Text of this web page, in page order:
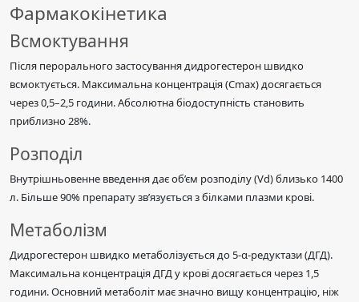
Фармакокінетика
Всмоктування
Після перорального застосування дидрогестерон швидко
всмоктується. Максимальна концентрація (Cmax) досягається
через 0,5–2,5 години. Абсолютна біодоступність становить
приблизно 28%.
Розподіл
Внутрішньовенне введення дає об’єм розподілу (Vd) близько 1400
л. Більше 90% препарату зв’язується з білками плазми крові.
Метаболізм
Дидрогестерон швидко метаболізується до 5-α-редуктази (ДГД).
Максимальна концентрація ДГД у крові досягається через 1,5
години. Основний метаболіт має значно вищу концентрацію, ніж